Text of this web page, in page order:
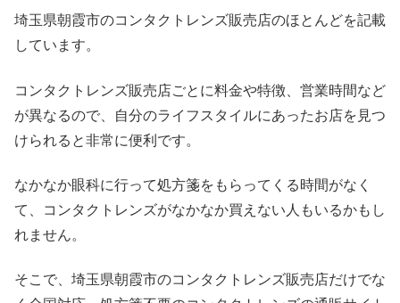
埼玉県朝霞市のコンタクトレンズ販売店のほとんどを記載
しています。
コンタクトレンズ販売店ごとに料金や特徴、営業時間など
が異なるので、自分のライフスタイルにあったお店を見つ
けられると非常に便利です。
なかなか眼科に行って処方箋をもらってくる時間がなく
て、コンタクトレンズがなかなか買えない人もいるかもし
れません。
そこで、埼玉県朝霞市のコンタクトレンズ販売店だけでな